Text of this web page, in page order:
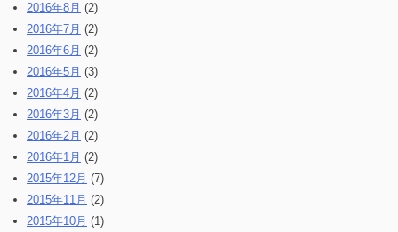
2016年8月 (2)
2016年7月 (2)
2016年6月 (2)
2016年5月 (3)
2016年4月 (2)
2016年3月 (2)
2016年2月 (2)
2016年1月 (2)
2015年12月 (7)
2015年11月 (2)
2015年10月 (1)